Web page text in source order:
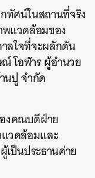
กทัศน์ในสถานที่จริง
แวดล้อมของ
าลใจที่จะผลักดัน
โอฬาร ผู้อำนวย
นปู จำกัด
งคณบดีฝ่าย
วดล้อมและ
ป็นประธานค่าย